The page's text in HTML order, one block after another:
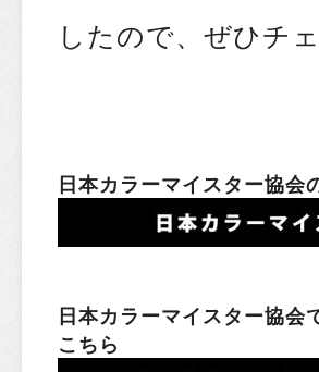
したので、ぜひチ
日本カラーマイスター協会
日本カラーマイスター協会
こちら